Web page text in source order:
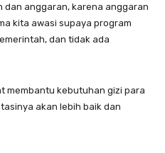
anggaran, karena anggaran
kita awasi supaya program
dan tidak ada
membantu kebutuhan gizi para
akan lebih baik dan